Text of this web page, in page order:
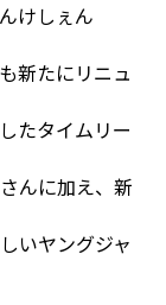
けしぇん
新たにリニュ
たタイムリー
んに加え、新
いヤングジャ